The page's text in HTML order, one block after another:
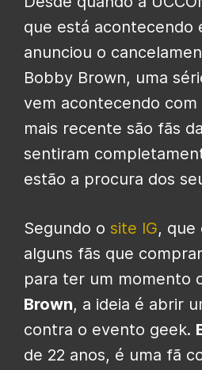
que está acontecendo
anunciou o
Bobby Brown, uma
vem acontecendo com
mais recente são fãs
sentiram
estão a procura dos
Segundo o site IG, que
alguns fãs que
para ter um momento
Brown, a ideia é abrir
contra o evento geek.
de 22 anos, é uma fã